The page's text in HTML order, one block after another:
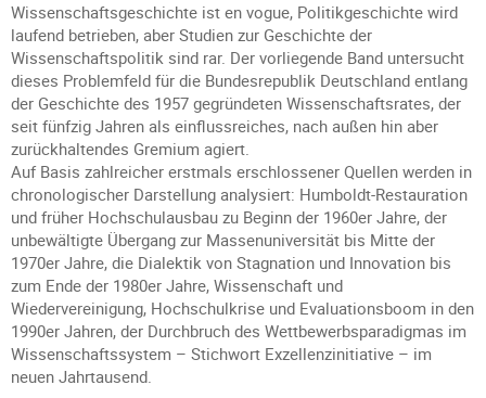
Wissenschaftsgeschichte ist en vogue, Politikgeschichte wird
laufend betrieben, aber Studien zur Geschichte der
Wissenschaftspolitik sind rar. Der vorliegende Band untersucht
dieses Problemfeld für die Bundesrepublik Deutschland entlang
der Geschichte des 1957 gegründeten Wissenschaftsrates, der
seit fünfzig Jahren als einflussreiches, nach außen hin aber
zurückhaltendes Gremium agiert.
Auf Basis zahlreicher erstmals erschlossener Quellen werden in
chronologischer Darstellung analysiert: Humboldt-Restaura­tion
und früher Hochschulausbau zu Beginn der 1960er Jahre, der
unbewältigte Übergang zur Massenuniversität bis Mitte der
1970er Jahre, die Dialektik von Stagnation und Innovation bis
zum Ende der 1980er Jahre, Wissenschaft und
Wiedervereinigung, Hochschulkrise und Evaluationsboom in den
1990er Jahren, der Durchbruch des Wettbewerbsparadigmas im
Wissenschaftssystem – Stichwort Exzellenzinitiative – im
neuen Jahrtausend.